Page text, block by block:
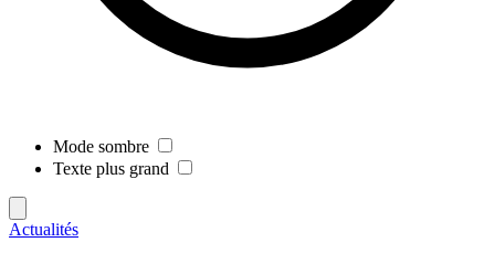
Mode sombre
Texte plus grand
Actualités